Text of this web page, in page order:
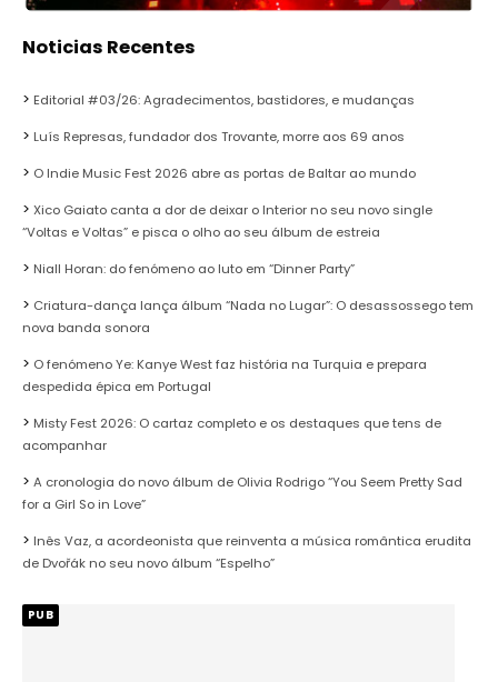
Noticias Recentes
Editorial #03/26: Agradecimentos, bastidores, e mudanças
Luís Represas, fundador dos Trovante, morre aos 69 anos
O Indie Music Fest 2026 abre as portas de Baltar ao mundo
Xico Gaiato canta a dor de deixar o Interior no seu novo single
“Voltas e Voltas” e pisca o olho ao seu álbum de estreia
Niall Horan: do fenómeno ao luto em “Dinner Party”
Criatura-dança lança álbum “Nada no Lugar”: O desassossego tem
nova banda sonora
O fenómeno Ye: Kanye West faz história na Turquia e prepara
despedida épica em Portugal
Misty Fest 2026: O cartaz completo e os destaques que tens de
acompanhar
A cronologia do novo álbum de Olivia Rodrigo “You Seem Pretty Sad
for a Girl So in Love”
Inês Vaz, a acordeonista que reinventa a música romântica erudita
de Dvořák no seu novo álbum “Espelho”
PUB